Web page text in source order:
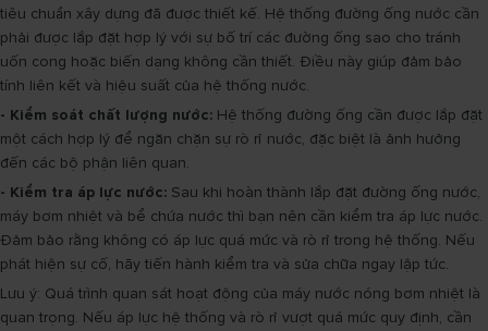
tiêu chuẩn xây dựng đã được thiết kế. Hệ thống đường ống nước cần
phải được lắp đặt hợp lý với sự bố trí các đường ống sao cho tránh
uốn cong hoặc biến dạng không cần thiết. Điều này giúp đảm bảo
tính liên kết và hiệu suất của hệ thống nước.
- Kiểm soát chất lượng nước: Hệ thống đường ống cần được lắp đặt
một cách hợp lý để ngăn chặn sự rò rỉ nước, đặc biệt là ảnh hưởng
đến các bộ phận liên quan.
- Kiểm tra áp lực nước: Sau khi hoàn thành lắp đặt đường ống nước,
máy bơm nhiệt và bể chứa nước thì bạn nên cần kiểm tra áp lực nước.
Đảm bảo rằng không có áp lực quá mức và rò rỉ trong hệ thống. Nếu
phát hiện sự cố, hãy tiến hành kiểm tra và sửa chữa ngay lập tức.
Lưu ý: Quá trình quan sát hoạt động của máy nước nóng bơm nhiệt là
quan trọng. Nếu áp lực hệ thống và rò rỉ vượt quá mức quy định, cần